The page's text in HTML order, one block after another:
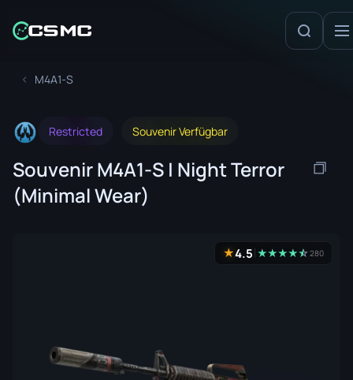
M4A1-S
Restricted Souvenir Verfügbar
Souvenir M4A1-S | Night Terror
(Minimal Wear)
★4.5 ★★★★★
☆280